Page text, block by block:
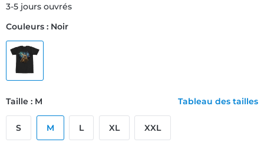
3-5 jours ouvrés
Couleurs : Noir
Taille : M Tableau des tailles
S M L XL XXL